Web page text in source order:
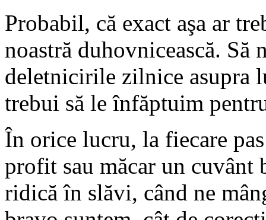
Probabil, că exact aşa ar
noastră duhovni­cească.
deletnicirile zilnice asupra
trebui să le înfăptuim
În orice lucru, la fiecare
profit sau măcar un cuvânt
ridică în slăvi, când ne